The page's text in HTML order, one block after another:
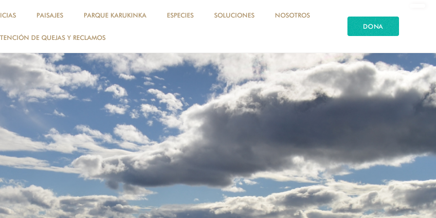
PAISAJES PARQUE KARUKINKA ESPECIES SOLUCIONES NOSOTROS
DE QUEJAS Y RECLAMOS
DONA